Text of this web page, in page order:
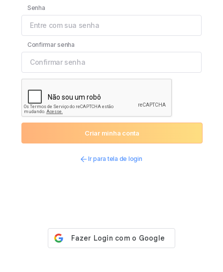
Senha
Confirmar senha
Criar minha conta
Ir para tela de login